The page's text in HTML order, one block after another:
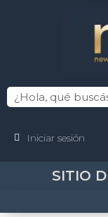
Iniciar sesión
SITIO